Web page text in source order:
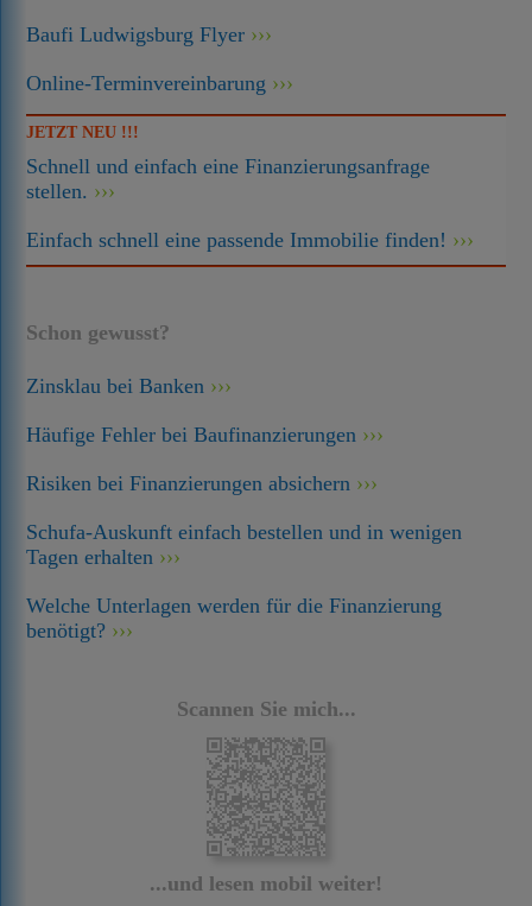
Baufi Ludwigsburg Flyer
Online-Terminvereinbarung
JETZT NEU !!!
Schnell und einfach eine Finanzierungsanfrage
stellen.
Einfach schnell eine passende Immobilie finden!
Schon gewusst?
Zinsklau bei Banken
Häufige Fehler bei Baufinanzierungen
Risiken bei Finanzierungen absichern
Schufa-Auskunft einfach bestellen und in wenigen
Tagen erhalten
Welche Unterlagen werden für die Finanzierung
benötigt?
Scannen Sie mich...
...und lesen mobil weiter!